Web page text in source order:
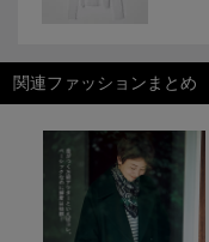
関連ファッションまとめ